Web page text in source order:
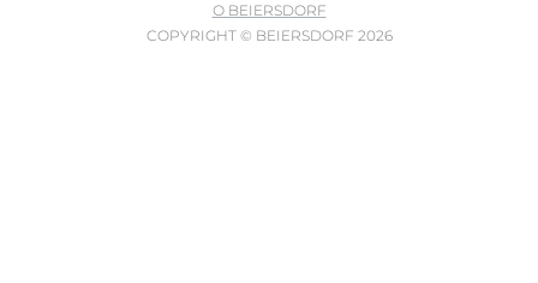
О BEIERSDORF
COPYRIGHT © BEIERSDORF 2026